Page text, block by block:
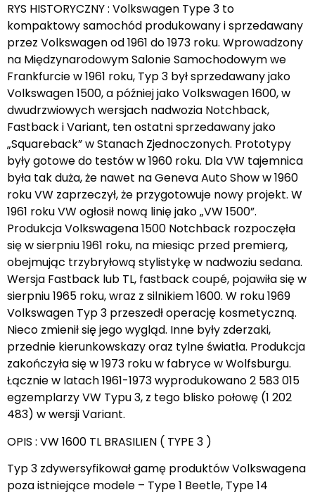
RYS HISTORYCZNY : Volkswagen Type 3 to
kompaktowy samochód produkowany i sprzedawany
przez Volkswagen od 1961 do 1973 roku. Wprowadzony
na Międzynarodowym Salonie Samochodowym we
Frankfurcie w 1961 roku, Typ 3 był sprzedawany jako
Volkswagen 1500, a później jako Volkswagen 1600, w
dwudrzwiowych wersjach nadwozia Notchback,
Fastback i Variant, ten ostatni sprzedawany jako
„Squareback” w Stanach Zjednoczonych. Prototypy
były gotowe do testów w 1960 roku. Dla VW tajemnica
była tak duża, że nawet na Geneva Auto Show w 1960
roku VW zaprzeczył, że przygotowuje nowy projekt. W
1961 roku VW ogłosił nową linię jako „VW 1500”.
Produkcja Volkswagena 1500 Notchback rozpoczęła
się w sierpniu 1961 roku, na miesiąc przed premierą,
obejmując trzybryłową stylistykę w nadwoziu sedana.
Wersja Fastback lub TL, fastback coupé, pojawiła się w
sierpniu 1965 roku, wraz z silnikiem 1600. W roku 1969
Volkswagen Typ 3 przeszedł operację kosmetyczną.
Nieco zmienił się jego wygląd. Inne były zderzaki,
przednie kierunkowskazy oraz tylne światła. Produkcja
zakończyła się w 1973 roku w fabryce w Wolfsburgu.
Łącznie w latach 1961-1973 wyprodukowano 2 583 015
egzemplarzy VW Typu 3, z tego blisko połowę (1 202
483) w wersji Variant.
OPIS : VW 1600 TL BRASILIEN ( TYPE 3 )
Typ 3 zdywersyfikował gamę produktów Volkswagena
poza istniejące modele – Type 1 Beetle, Type 14